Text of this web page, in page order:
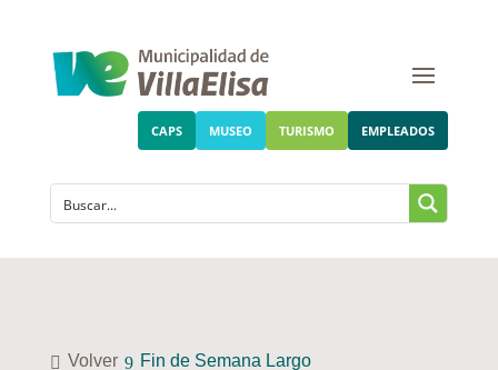
CAPS MUSEO TURISMO EMPLEADOS
Volver Fin de Semana Largo